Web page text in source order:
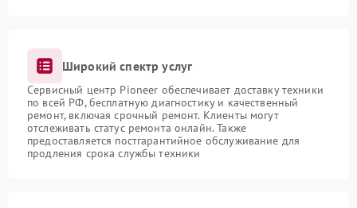
Широкий спектр услуг
Сервисный центр Pioneer обеспечивает доставку техники
по всей РФ, бесплатную диагностику и качественный
ремонт, включая срочный ремонт. Клиенты могут
отслеживать статус ремонта онлайн. Также
предоставляется постгарантийное обслуживание для
продления срока службы техники